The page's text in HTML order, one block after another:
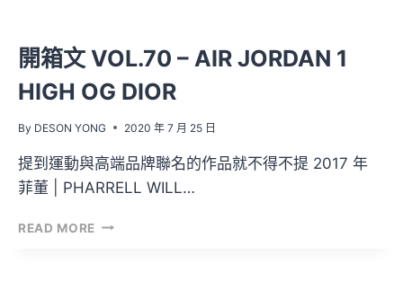
開箱文 VOL.70 – AIR JORDAN 1
HIGH OG DIOR
By DESON YONG 2020 年 7 月 25 日
提到運動與高端品牌聯名的作品就不得不提 2017 年
菲董 | PHARRELL WILL…
READ MORE 開